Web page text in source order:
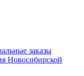
заказы
Новосибирской